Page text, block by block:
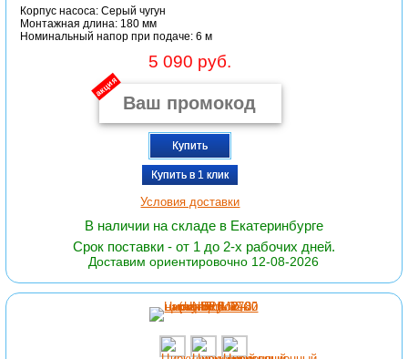
Корпус насоса: Серый чугун
Монтажная длина: 180 мм
Номинальный напор при подаче: 6 м
5 090 руб.
акция
Купить
Купить в 1 клик
Условия доставки
В наличии на складе в Екатеринбурге
Срок поставки - от 1 до 2-х рабочих дней.
Доставим ориентировочно 12-08-2026